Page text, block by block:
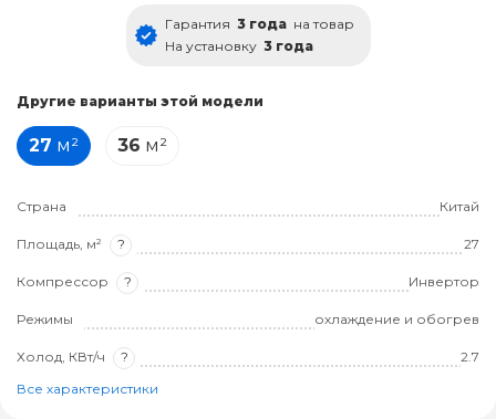
Гарантия 3 года на товар
На установку 3 года
Другие варианты этой модели
27 м² 36 м²
Страна Китай
Площадь, м² ? 27
Компрессор ? Инвертор
Режимы охлаждение и обогрев
Холод, КВт/ч ?
2.7
Все характеристики